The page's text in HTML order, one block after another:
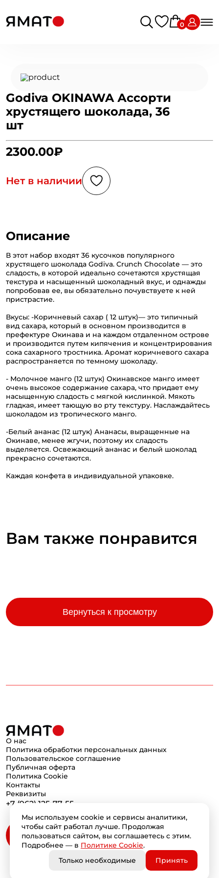
0
Godiva OKINAWA Ассорти
хрустящего шоколада, 36
шт
2300.00₽
Нет в наличии
Описание
В этот набор входят 36 кусочков популярного
хрустящего шоколада Godiva. Crunch Chocolate — это
сладость, в которой идеально сочетаются хрустящая
текстура и насыщенный шоколадный вкус, и однажды
попробовав ее, вы обязательно почувствуете к ней
пристрастие.
Вкусы: -Коричневый сахар ( 12 штук)— это типичный
вид сахара, который в основном производится в
префектуре Окинава и на каждом отдаленном острове
и производится путем кипячения и концентрирования
сока сахарного тростника. Аромат коричневого сахара
распространяется по темному шоколаду.
- Молочное манго (12 штук) Окинавское манго имеет
очень высокое содержание сахара, что придает ему
насыщенную сладость с мягкой кислинкой. Мякоть
гладкая, имеет тающую во рту текстуру. Наслаждайтесь
шоколадом из тропического манго.
-Белый ананас (12 штук) Ананасы, выращенные на
Окинаве, менее жгучи, поэтому их сладость
выделяется. Освежающий ананас и белый шоколад
прекрасно сочетаются.
Каждая конфета в индивидуальной упаковке.
Вам также понравится
Вернуться к просмотру
О нас
Политика обработки персональных данных
Пользовательское соглашение
Публичная оферта
Политика Cookie
Контакты
Реквизиты
+7 (962) 125-77-55
Мы используем cookie и сервисы аналитики,
чтобы сайт работал лучше. Продолжая
пользоваться сайтом, вы соглашаетесь с этим.
Подробнее — в Политике Cookie.
Только необходимые
Принять